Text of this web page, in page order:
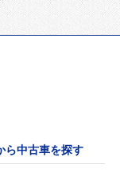
ら中古車を探す